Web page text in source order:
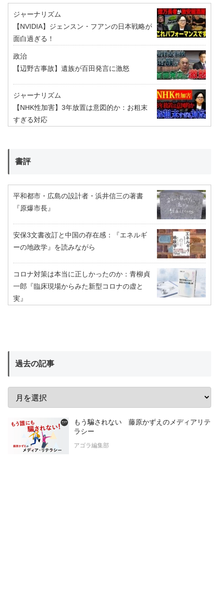
ジャーナリズム
【NVIDIA】ジェンスン・フアンの日本戦略が
面白過ぎる！
政治
【辺野古事故】遺族が百田発言に激怒
ジャーナリズム
【NHK性加害】3年放置は意図的か：お粗末
すぎる対応
書評
平和都市・広島の設計者・浜井信三の著書
『原爆市長』
安保3文書改訂と中国の存在感：『エネルギ
ーの地政学』を読みながら
コロナ対策は本当に正しかったのか：青柳貞
一郎『臨床現場からみた新型コロナの虚と
実』
過去の記事
もう騙されない 藤原かずえのメディアリテ
ラシー
アゴラ編集部